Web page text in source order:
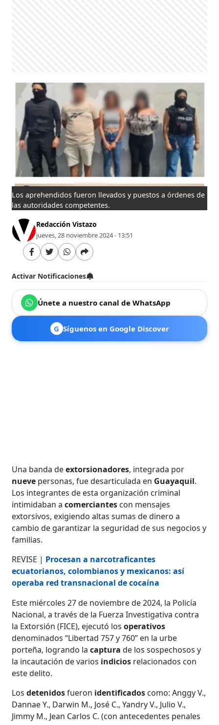
Los aprehendidos fueron llevados y puestos a órdenes de
las autoridades competentes.
Redacción Vistazo
jueves, 28 noviembre 2024 - 13:51
Activar Notificaciones
Únete a nuestro canal de WhatsApp
G Síguenos en Google Discover
Una banda deextorsionadores, integrada por
nueve personas, fue desarticulada en Guayaquil.
Los integrantes de esta organización criminal
intimidaban acomerciantes con mensajes
extorsivos, exigiendo altas sumas de dinero a
cambio de garantizar la seguridad de sus negocios y
familias.
REVISE | Procesan a narcotraficantes
ecuatorianos, colombianos y mexicanos: así
operaba red transnacional de cocaína
Este miércoles 27 de noviembre de 2024, la Policía
Nacional, a través de la Fuerza Investigativa contra
la Extorsión (FICE), ejecutó losoperativos
denominados “Libertad 757 y 760” en la urbe
porteña, logrando lacaptura de los sospechosos y
la incautación de varios indicios relacionados con
este delito.
Losdetenidosfueron identificados como: Anggy V.,
Dannae Y., Darwin M., José C., Yandry V., Julio V.,
Jimmy M., Jean Carlos C. (con antecedentes penales